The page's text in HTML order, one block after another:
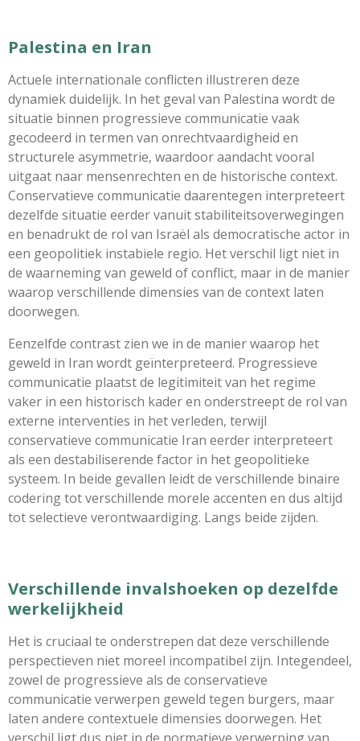
Palestina en Iran
Actuele internationale conflicten illustreren deze
dynamiek duidelijk. In het geval van Palestina wordt de
situatie binnen progressieve communicatie vaak
gecodeerd in termen van onrechtvaardigheid en
structurele asymmetrie, waardoor aandacht vooral
uitgaat naar mensenrechten en de historische context.
Conservatieve communicatie daarentegen interpreteert
dezelfde situatie eerder vanuit stabiliteitsoverwegingen
en benadrukt de rol van Israël als democratische actor in
een geopolitiek instabiele regio. Het verschil ligt niet in
de waarneming van geweld of conflict, maar in de manier
waarop verschillende dimensies van de context laten
doorwegen.
Eenzelfde contrast zien we in de manier waarop het
geweld in Iran wordt geïnterpreteerd. Progressieve
communicatie plaatst de legitimiteit van het regime
vaker in een historisch kader en onderstreept de rol van
externe interventies in het verleden, terwijl
conservatieve communicatie Iran eerder interpreteert
als een destabiliserende factor in het geopolitieke
systeem. In beide gevallen leidt de verschillende binaire
codering tot verschillende morele accenten en dus altijd
tot selectieve verontwaardiging. Langs beide zijden.
Verschillende invalshoeken op dezelfde
werkelijkheid
Het is cruciaal te onderstrepen dat deze verschillende
perspectieven niet moreel incompatibel zijn. Integendeel,
zowel de progressieve als de conservatieve
communicatie verwerpen geweld tegen burgers, maar
laten andere contextuele dimensies doorwegen. Het